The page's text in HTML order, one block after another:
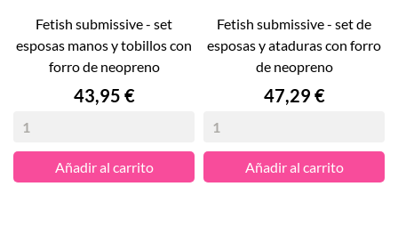
fetish submissive - set
esposas manos y tobillos con
forro de neopreno
Precio
43,95 €
Añadir al carrito
fetish submissive - set de
esposas y ataduras con forro
de neopreno
Precio
47,29 €
Añadir al carrito